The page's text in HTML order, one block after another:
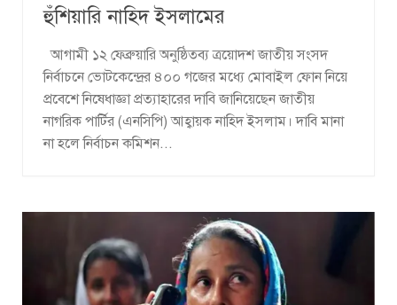
হুঁশিয়ারি নাহিদ ইসলামের
আগামী ১২ ফেব্রুয়ারি অনুষ্ঠিতব্য ত্রয়োদশ জাতীয় সংসদ
নির্বাচনে ভোটকেন্দ্রের ৪০০ গজের মধ্যে মোবাইল ফোন নিয়ে
প্রবেশে নিষেধাজ্ঞা প্রত্যাহারের দাবি জানিয়েছেন জাতীয়
নাগরিক পার্টির (এনসিপি) আহ্বায়ক নাহিদ ইসলাম। দাবি মানা
না হলে নির্বাচন কমিশন...